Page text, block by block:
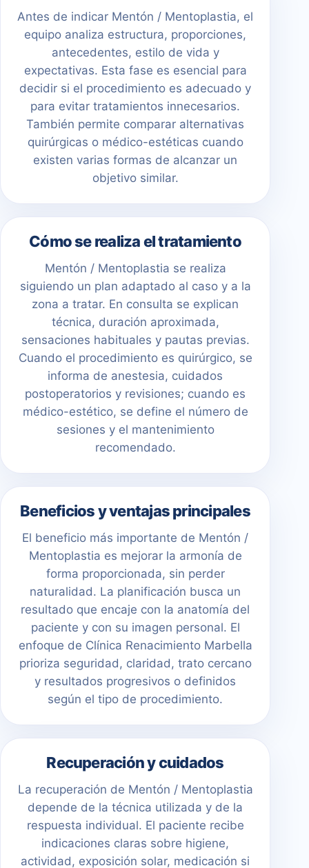
Antes de indicar Mentón / Mentoplastia, el
equipo analiza estructura, proporciones,
antecedentes, estilo de vida y
expectativas. Esta fase es esencial para
decidir si el procedimiento es adecuado y
para evitar tratamientos innecesarios.
También permite comparar alternativas
quirúrgicas o médico-estéticas cuando
existen varias formas de alcanzar un
objetivo similar.
Cómo se realiza el tratamiento
Mentón / Mentoplastia se realiza
siguiendo un plan adaptado al caso y a la
zona a tratar. En consulta se explican
técnica, duración aproximada,
sensaciones habituales y pautas previas.
Cuando el procedimiento es quirúrgico, se
informa de anestesia, cuidados
postoperatorios y revisiones; cuando es
médico-estético, se define el número de
sesiones y el mantenimiento
recomendado.
Beneficios y ventajas principales
El beneficio más importante de Mentón /
Mentoplastia es mejorar la armonía de
forma proporcionada, sin perder
naturalidad. La planificación busca un
resultado que encaje con la anatomía del
paciente y con su imagen personal. El
enfoque de Clínica Renacimiento Marbella
prioriza seguridad, claridad, trato cercano
y resultados progresivos o definidos
según el tipo de procedimiento.
Recuperación y cuidados
La recuperación de Mentón / Mentoplastia
depende de la técnica utilizada y de la
respuesta individual. El paciente recibe
indicaciones claras sobre higiene,
actividad, exposición solar, medicación si